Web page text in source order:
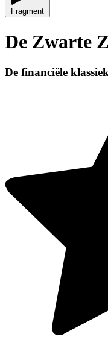
Fragment
De Zwarte
De financiële